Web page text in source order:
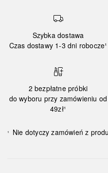
Szybka dostawa
Czas dostawy 1-3 dni robocze¹
2 bezpłatne próbki
do wyboru przy zamówieniu od
49zł¹
¹ Nie dotyczy zamówień z